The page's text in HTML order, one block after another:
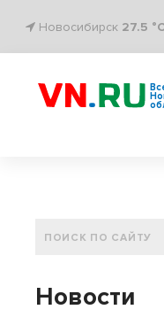
Новосибирск 27.5 °C
Новости